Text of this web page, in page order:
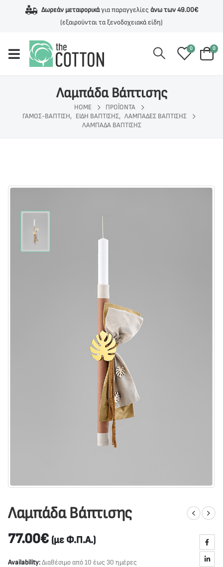
Δωρεάν μεταφορικάγια παραγγελίες άνω των 49.00€
(εξαιρούνται τα ξενοδοχειακά είδη)
0 0
Λαμπάδα Βάπτισης
HOME
ΠΡΟΪΌΝΤΑ
ΓΆΜΟΣ-ΒΆΠΤΙΣΗ, ΕΊΔΗ ΒΆΠΤΙΣΗΣ, ΛΑΜΠΆΔΕΣ ΒΆΠΤΙΣΗΣ
ΛΑΜΠΆΔΑ ΒΆΠΤΙΣΗΣ
Λαμπάδα Βάπτισης
77.00€ (με Φ.Π.Α.)
Availability:Διαθέσιμο από 10 έως 30 ημέρες